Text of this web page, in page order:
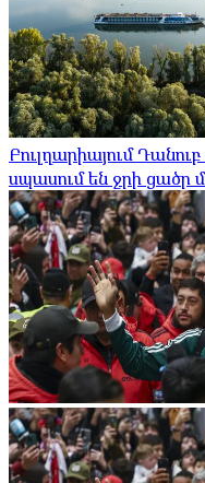
Բուլղարիայում
սպասում են ջրի ցածր